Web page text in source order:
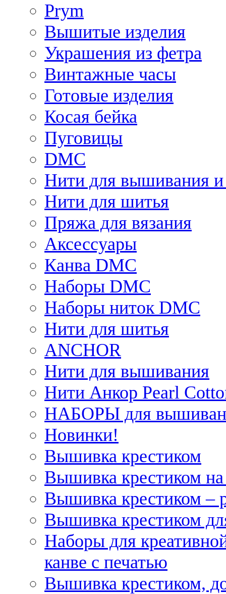
Prym
Вышитые изделия
Украшения из фетра
Винтажные часы
Готовые изделия
Косая бейка
Пуговицы
DMC
Нити для вышивания и
Нити для шитья
Пряжа для вязания
Аксессуары
Канва DMC
Наборы DMC
Наборы ниток DMC
Нити для шитья
ANCHOR
Нити для вышивания
Нити Анкор Pearl
НАБОРЫ для
Новинки!
Вышивка крестиком
Вышивка крестиком
Вышивка крестиком –
Вышивка крестиком
Наборы для
канве с печатью
Вышивка крестиком,